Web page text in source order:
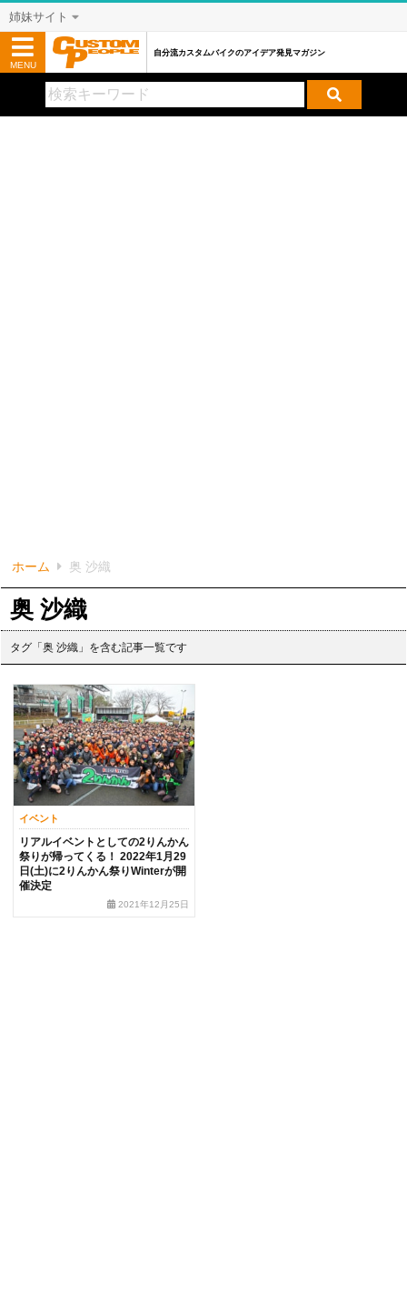
ホーム 奥 沙織
奥 沙織
タグ「奥 沙織」を含む記事一覧です
イベント
リアルイベントとしての2りんかん
祭りが帰ってくる！ 2022年1月29
日(土)に2りんかん祭りWinterが開
催決定
2021年12月25日
姉妹サイト
MENU
自分流カスタムバイクのアイデア発見マガジン